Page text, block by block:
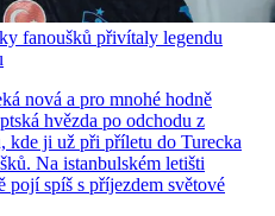
fanoušků přivítaly legendu
nová a pro mnohé hodně
hvězda po odchodu z
kde ji už při příletu do Turecka
Na istanbulském letišti
pojí spíš s příjezdem světové